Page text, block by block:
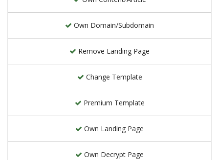
Own Domain/Subdomain
Remove Landing Page
Change Template
Premium Template
Own Landing Page
Own Decrypt Page